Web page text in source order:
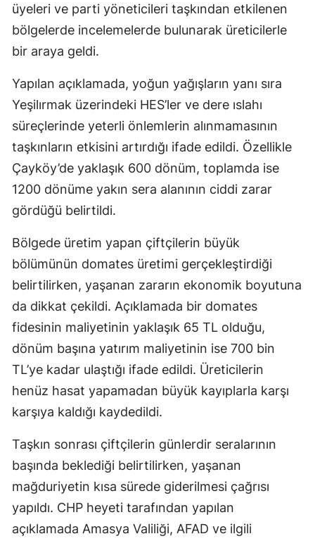
üyeleri ve parti yöneticileri taşkından etkilenen
bölgelerde incelemelerde bulunarak üreticilerle
bir araya geldi.
Yapılan açıklamada, yoğun yağışların yanı sıra
Yeşilırmak üzerindeki HES’ler ve dere ıslahı
süreçlerinde yeterli önlemlerin alınmamasının
taşkınların etkisini artırdığı ifade edildi. Özellikle
Çayköy’de yaklaşık 600 dönüm, toplamda ise
1200 dönüme yakın sera alanının ciddi zarar
gördüğü belirtildi.
Bölgede üretim yapan çiftçilerin büyük
bölümünün domates üretimi gerçekleştirdiği
belirtilirken, yaşanan zararın ekonomik boyutuna
da dikkat çekildi. Açıklamada bir domates
fidesinin maliyetinin yaklaşık 65 TL olduğu,
dönüm başına yatırım maliyetinin ise 700 bin
TL’ye kadar ulaştığı ifade edildi. Üreticilerin
henüz hasat yapamadan büyük kayıplarla karşı
karşıya kaldığı kaydedildi.
Taşkın sonrası çiftçilerin günlerdir seralarının
başında beklediği belirtilirken, yaşanan
mağduriyetin kısa sürede giderilmesi çağrısı
yapıldı. CHP heyeti tarafından yapılan
açıklamada Amasya Valiliği, AFAD ve ilgili